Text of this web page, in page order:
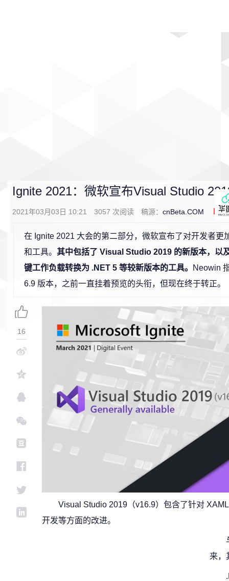
Ignite 2021：微软宣布Visual Studio
2021年03月03日 10:21 3057 次阅读 稿源： cnBeta.COM 0
在 Ignite 2021 大会的第二部分，微软宣布了对开发者更
和工具。 其中包括了 Visual Studio 2019 的新版本，以
键工作负载转换为 .NET 5 等较新版本的工具。
Neowin
6.9 版本，之前一直挂着预览的头衔，但现在终于转正。
Visual Studio 2019（v16.9）包含了针对
开发等方面的改进。
来，
16